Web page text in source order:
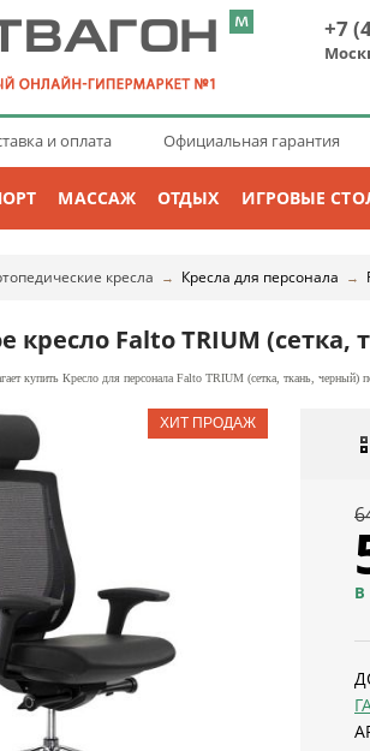
+7
и оплата Официальная гарантия
МАССАЖ ОТДЫХ ИГРОВЫЕ
кресла → Кресла для персонала →
кресло Falto TRIUM (сетка,
купить Кресло для персонала Falto TRIUM (сетка, ткань,